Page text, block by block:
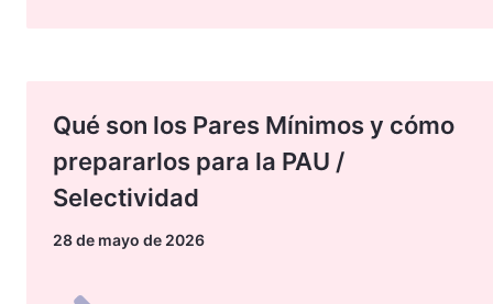
Qué son los Pares Mínimos y cómo
prepararlos para la PAU /
Selectividad
28 de mayo de 2026